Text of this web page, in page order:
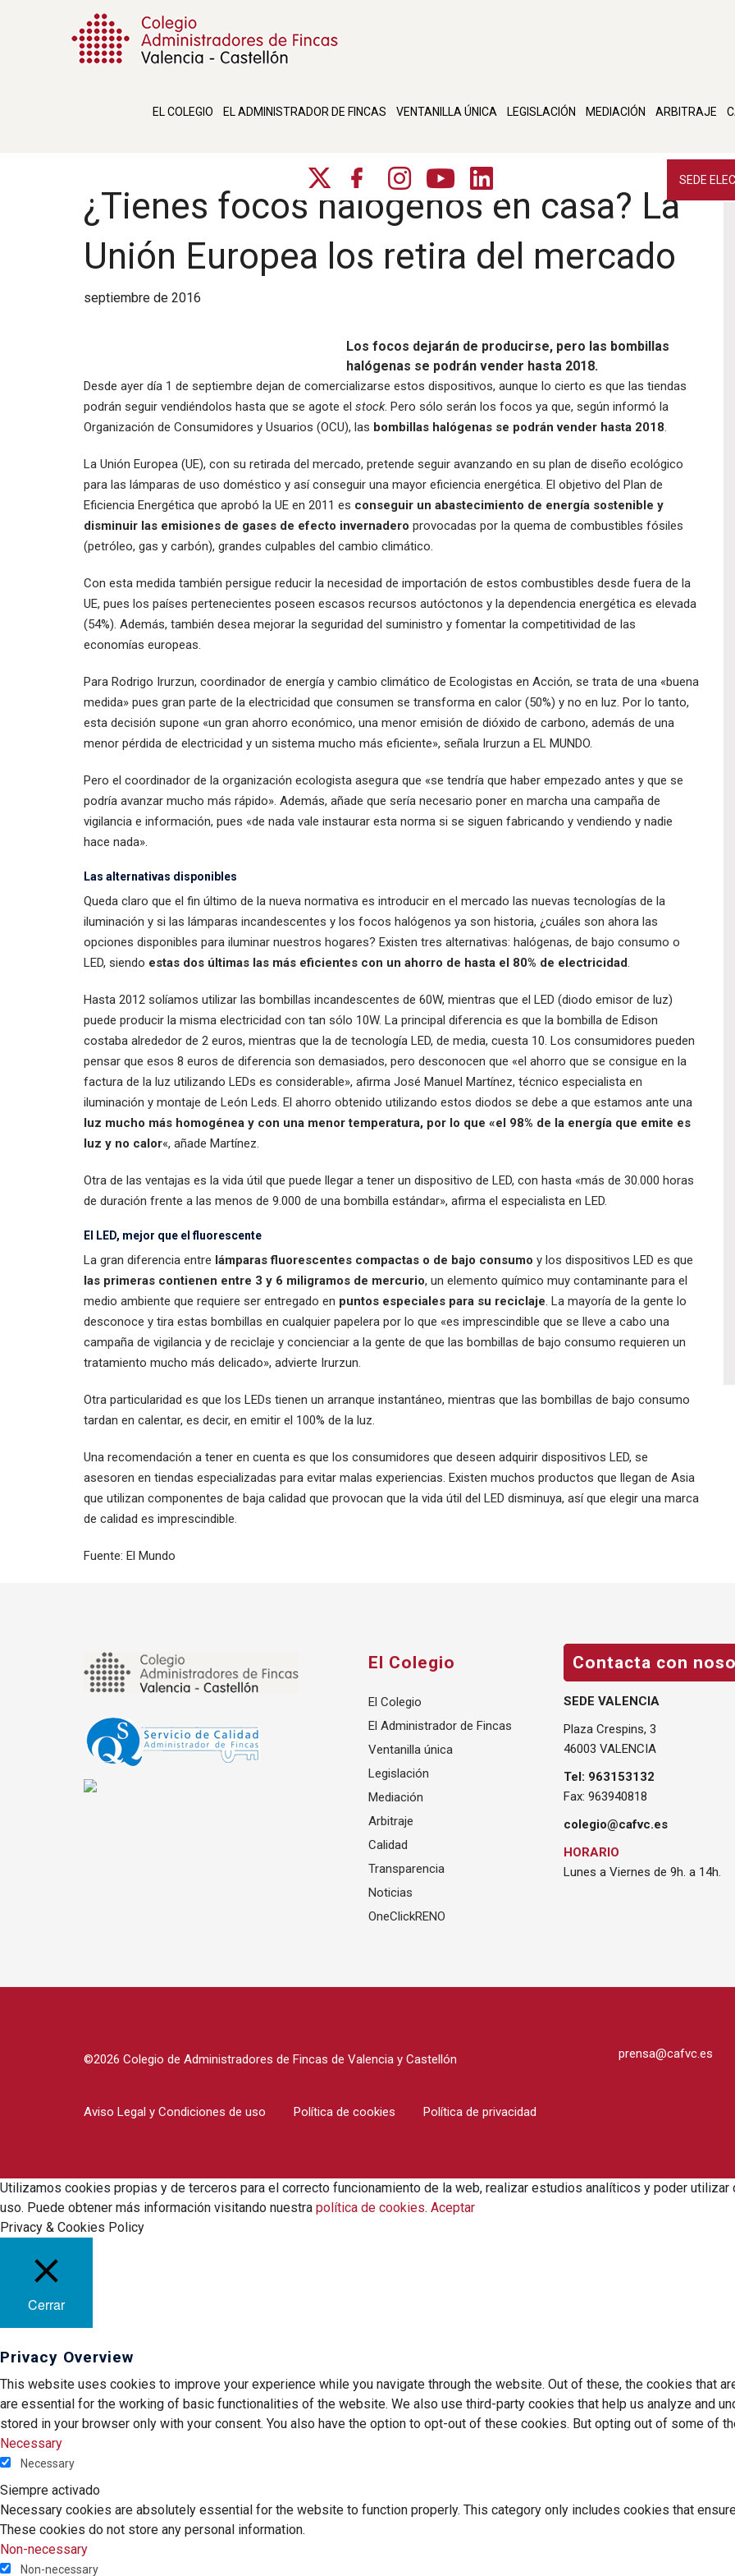
EL COLEGIO EL ADMINISTRADOR DE FINCAS VENTANILLA ÚNICA LEGISLACIÓN MEDIACIÓN ARBITRAJE
SEDE
¿Tienes focos halógenos en casa? La
Unión Europea los retira del mercado
septiembre de 2016
Los focos dejarán de producirse, pero las bombillas
halógenas se podrán vender hasta 2018.
Desde ayer día 1 de septiembre dejan de comercializarse estos dispositivos, aunque lo cierto es que las tiendas
podrán seguir vendiéndolos hasta que se agote el stock. Pero sólo serán los focos ya que, según informó la
Organización de Consumidores y Usuarios (OCU), las bombillas halógenas se podrán vender hasta 2018.
La Unión Europea (UE), con su retirada del mercado, pretende seguir avanzando en su plan de diseño ecológico
para las lámparas de uso doméstico y así conseguir una mayor eficiencia energética. El objetivo del Plan de
Eficiencia Energética que aprobó la UE en 2011 es conseguir un abastecimiento de energía sostenible y
disminuir las emisiones de gases de efecto invernadero provocadas por la quema de combustibles fósiles
(petróleo, gas y carbón), grandes culpables del cambio climático.
Con esta medida también persigue reducir la necesidad de importación de estos combustibles desde fuera de la
UE, pues los países pertenecientes poseen escasos recursos autóctonos y la dependencia energética es elevada
(54%). Además, también desea mejorar la seguridad del suministro y fomentar la competitividad de las
economías europeas.
Para Rodrigo Irurzun, coordinador de energía y cambio climático de Ecologistas en Acción, se trata de una «buena
medida» pues gran parte de la electricidad que consumen se transforma en calor (50%) y no en luz. Por lo tanto,
esta decisión supone «un gran ahorro económico, una menor emisión de dióxido de carbono, además de una
menor pérdida de electricidad y un sistema mucho más eficiente», señala Irurzun a EL MUNDO.
Pero el coordinador de la organización ecologista asegura que «se tendría que haber empezado antes y que se
podría avanzar mucho más rápido». Además, añade que sería necesario poner en marcha una campaña de
vigilancia e información, pues «de nada vale instaurar esta norma si se siguen fabricando y vendiendo y nadie
hace nada».
Las alternativas disponibles
Queda claro que el fin último de la nueva normativa es introducir en el mercado las nuevas tecnologías de la
iluminación y si las lámparas incandescentes y los focos halógenos ya son historia, ¿cuáles son ahora las
opciones disponibles para iluminar nuestros hogares? Existen tres alternativas: halógenas, de bajo consumo o
LED, siendo estas dos últimas las más eficientes con un ahorro de hasta el 80% de electricidad.
Hasta 2012 solíamos utilizar las bombillas incandescentes de 60W, mientras que el LED (diodo emisor de luz)
puede producir la misma electricidad con tan sólo 10W. La principal diferencia es que la bombilla de Edison
costaba alrededor de 2 euros, mientras que la de tecnología LED, de media, cuesta 10. Los consumidores pueden
pensar que esos 8 euros de diferencia son demasiados, pero desconocen que «el ahorro que se consigue en la
factura de la luz utilizando LEDs es considerable», afirma José Manuel Martínez, técnico especialista en
iluminación y montaje de León Leds. El ahorro obtenido utilizando estos diodos se debe a que estamos ante una
luz mucho más homogénea y con una menor temperatura, por lo que «el 98% de la energía que emite es
luz y no calor«, añade Martínez.
Otra de las ventajas es la vida útil que puede llegar a tener un dispositivo de LED, con hasta «más de 30.000 horas
de duración frente a las menos de 9.000 de una bombilla estándar», afirma el especialista en LED.
El LED, mejor que el fluorescente
La gran diferencia entre lámparas fluorescentes compactas o de bajo consumo y los dispositivos LED es que
las primeras contienen entre 3 y 6 miligramos de mercurio, un elemento químico muy contaminante para el
medio ambiente que requiere ser entregado en puntos especiales para su reciclaje. La mayoría de la gente lo
desconoce y tira estas bombillas en cualquier papelera por lo que «es imprescindible que se lleve a cabo una
campaña de vigilancia y de reciclaje y concienciar a la gente de que las bombillas de bajo consumo requieren un
tratamiento mucho más delicado», advierte Irurzun.
Otra particularidad es que los LEDs tienen un arranque instantáneo, mientras que las bombillas de bajo consumo
tardan en calentar, es decir, en emitir el 100% de la luz.
Una recomendación a tener en cuenta es que los consumidores que deseen adquirir dispositivos LED, se
asesoren en tiendas especializadas para evitar malas experiencias. Existen muchos productos que llegan de Asia
que utilizan componentes de baja calidad que provocan que la vida útil del LED disminuya, así que elegir una marca
de calidad es imprescindible.
Fuente: El Mundo
El Colegio
El Colegio
El Administrador de Fincas
Ventanilla única
Legislación
Mediación
Arbitraje
Calidad
Transparencia
Noticias
OneClickRENO
Contacta con
SEDE VALENCIA
Plaza Crespins, 3
46003 VALENCIA
Tel: 963153132
Fax: 963940818
colegio@cafvc.es
HORARIO
Lunes a Viernes de 9h. a 14h.
©2026 Colegio de Administradores de Fincas de Valencia y Castellón prensa@cafvc.es
Aviso Legal y Condiciones de uso Política de cookies Política de privacidad
Utilizamos cookies propias y de terceros para el correcto funcionamiento de la web, realizar estudios analíticos y poder
uso. Puede obtener más información visitando nuestra política de cookies. Aceptar
Privacy & Cookies Policy
Cerrar
Privacy Overview
This website uses cookies to improve your experience while you navigate through the website. Out of these, the cookies that
are essential for the working of basic functionalities of the website. We also use third-party cookies that help us analyze and
stored in your browser only with your consent. You also have the option to opt-out of these cookies. But opting out of some of
Necessary
Necessary
Siempre activado
Necessary cookies are absolutely essential for the website to function properly. This category only includes cookies that
These cookies do not store any personal information.
Non-necessary
Non-necessary